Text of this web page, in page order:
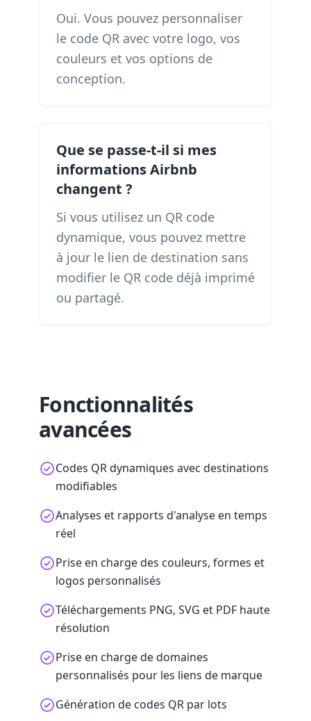
Oui. Vous pouvez personnaliser
le code QR avec votre logo, vos
couleurs et vos options de
conception.
Que se passe-t-il si mes
informations Airbnb
changent ?
Si vous utilisez un QR code
dynamique, vous pouvez mettre
à jour le lien de destination sans
modifier le QR code déjà imprimé
ou partagé.
Fonctionnalités
avancées
Codes QR dynamiques avec destinations
modifiables
Analyses et rapports d'analyse en temps
réel
Prise en charge des couleurs, formes et
logos personnalisés
Téléchargements PNG, SVG et PDF haute
résolution
Prise en charge de domaines
personnalisés pour les liens de marque
Génération de codes QR par lots